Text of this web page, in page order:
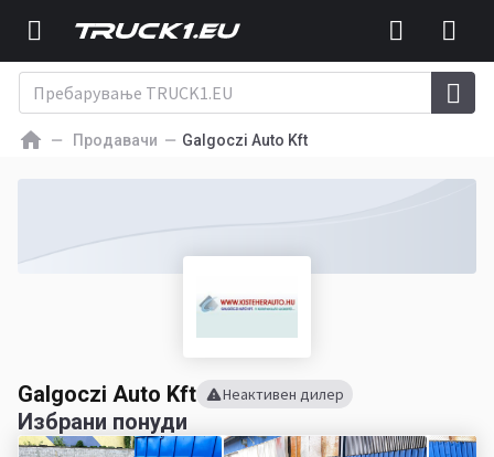
Продавачи Galgoczi Auto Kft
Galgoczi Auto Kft Неактивен дилер
Избрани понуди